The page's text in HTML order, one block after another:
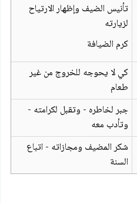
تأنيس الضيف وإظهار الارتياح
لزيارته
كرم الضيافة
كي لا يحوجه للخروج من غير
طعام
جبر لخاطره - وتقبل لكرامته -
وتأدب معه
شكر المضيف ومجازاته - اتباع
السنة